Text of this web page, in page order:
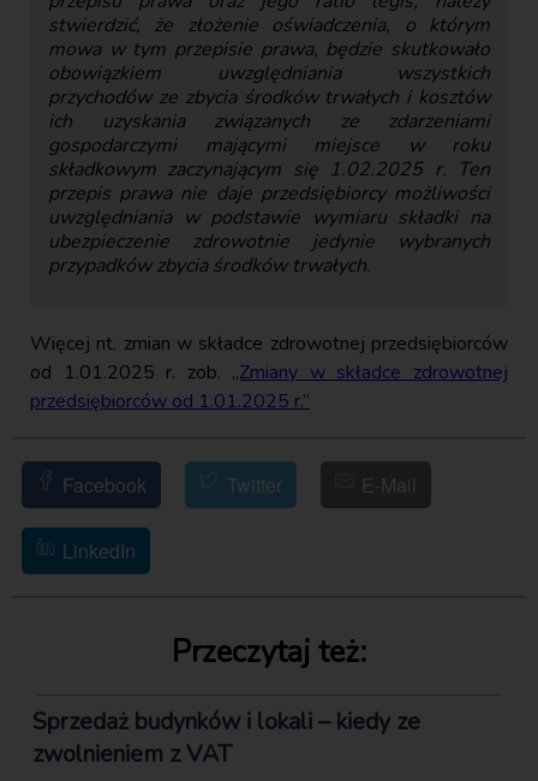
stwierdzić, że złożenie oświadczenia, o którym
mowa w tym przepisie prawa, będzie skutkowało
obowiązkiem uwzględniania wszystkich
przychodów ze zbycia środków trwałych i kosztów
ich uzyskania związanych ze zdarzeniami
gospodarczymi mającymi miejsce w roku
składkowym zaczynającym się 1.02.2025 r. Ten
przepis prawa nie daje przedsiębiorcy możliwości
uwzględniania w podstawie wymiaru składki na
ubezpieczenie zdrowotnie jedynie wybranych
przypadków zbycia środków trwałych.
Więcej nt. zmian w składce zdrowotnej przedsiębiorców
od 1.01.2025 r. zob. „Zmiany w składce zdrowotnej
przedsiębiorców od 1.01.2025 r.”
Facebook Twitter E-Mail
LinkedIn
Przeczytaj też:
Sprzedaż budynków i lokali – kiedy ze
zwolnieniem z VAT